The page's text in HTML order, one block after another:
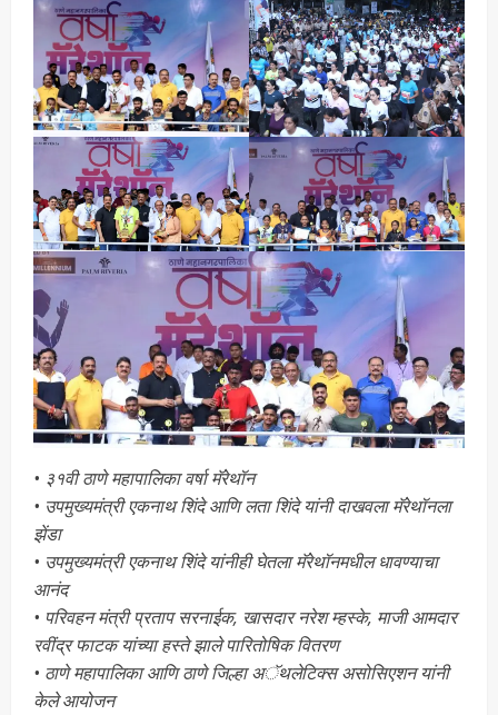
• ३१वी ठाणे महापालिका वर्षा मॅरेथॉन
• उपमुख्यमंत्री एकनाथ शिंदे आणि लता शिंदे यांनी दाखवला मॅरेथॉनला
झेंडा
• उपमुख्यमंत्री एकनाथ शिंदे यांनीही घेतला मॅरेथॉनमधील धावण्याचा
आनंद
• परिवहन मंत्री प्रताप सरनाईक, खासदार नरेश म्हस्के, माजी आमदार
रवींद्र फाटक यांच्या हस्ते झाले पारितोषिक वितरण
• ठाणे महापालिका आणि ठाणे जिल्हा अॅथलेटिक्स असोसिएशन यांनी
केले आयोजन